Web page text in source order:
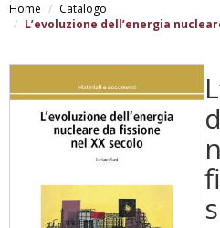
main
content
Home
Catalogo
L’evoluzione dell’energia